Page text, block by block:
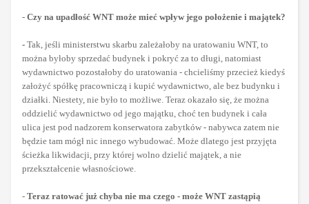
- Czy na upadłość WNT może mieć wpływ jego położenie i majątek?
- Tak, jeśli ministerstwu skarbu zależałoby na uratowaniu WNT, to
można byłoby sprzedać budynek i pokryć za to długi, natomiast
wydawnictwo pozostałoby do uratowania - chcieliśmy przecież kiedyś
założyć spółkę pracowniczą i kupić wydawnictwo, ale bez budynku i
działki. Niestety, nie było to możliwe. Teraz okazało się, że można
oddzielić wydawnictwo od jego majątku, choć ten budynek i cała
ulica jest pod nadzorem konserwatora zabytków - nabywca zatem nie
będzie tam mógł nic innego wybudować. Może dlatego jest przyjęta
ścieżka likwidacji, przy której wolno dzielić majątek, a nie
przekształcenie własnościowe.
- Teraz ratować już chyba nie ma czego - może WNT zastąpią